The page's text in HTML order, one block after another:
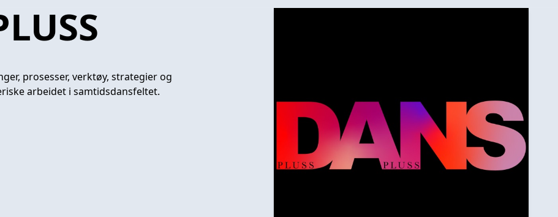
prosesser, verktøy, strategier og
arbeidet i samtidsdansfeltet.